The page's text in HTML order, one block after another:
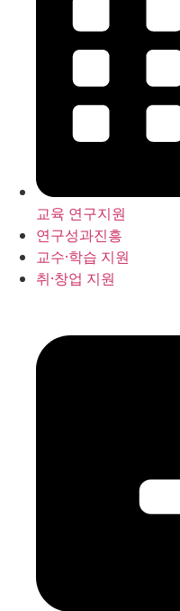
교육 연구지원
연구성과진흥
교수·학습 지원
취·창업 지원